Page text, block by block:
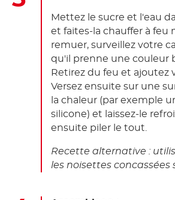
Mettez le sucre et l'eau
et faites-la chauffer à feu
remuer, surveillez votre
qu'il prenne une couleur
Retirez du feu et ajoutez
Versez ensuite sur une
la chaleur (par exemple
silicone) et laissez-le
ensuite piler le tout.
Recette alternative :
les noisettes concassées